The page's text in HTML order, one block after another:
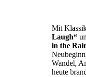
Mit
Laugh“
in the
Wandel,
heute